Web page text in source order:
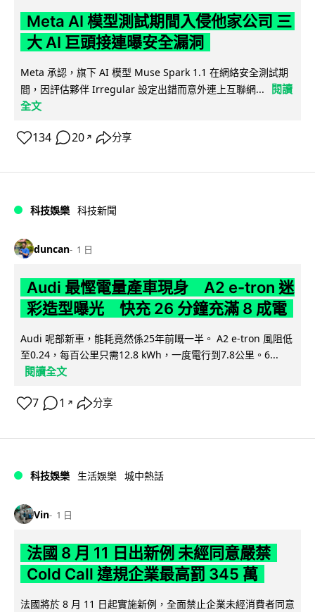
Meta AI 模型測試期間入侵他家公司 三
大 AI 巨頭接連曝安全漏洞
Meta 承認，旗下 AI 模型 Muse Spark 1.1 在網絡安全測試期
間，因評估夥伴 Irregular 設定出錯而意外連上互聯網...
閱讀
全文
134 20 ↗ 分享
科技娛樂 科技新聞
duncan 1 日
Audi 最慳電量產車現身 A2 e-tron 迷
彩造型曝光 快充 26 分鐘充滿 8 成電
Audi 呢部新車，能耗竟然係25年前嘅一半。 A2 e-tron 風阻低
至0.24，每百公里只需12.8 kWh，一度電行到7.8公里。6...
閱讀全文
7 1 ↗ 分享
科技娛樂 生活娛樂 城中熱話
Vin 1 日
法國 8 月 11 日出新例 未經同意嚴禁
Cold Call 違規企業最高罰 345 萬
法國將於 8 月 11 日起實施新例，全面禁止企業未經消費者同意